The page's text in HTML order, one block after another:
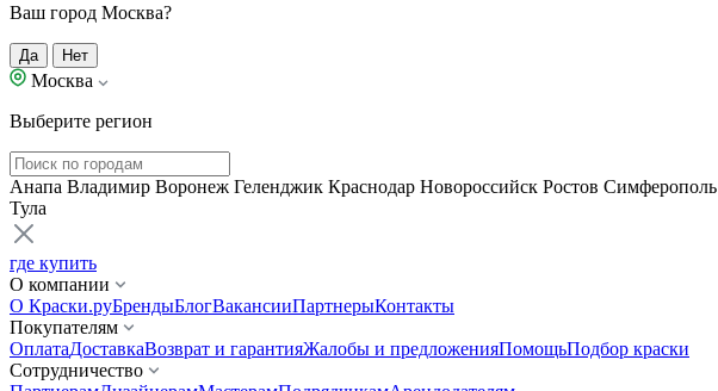
Ваш город Москва?
Да Нет
Москва
Выберите регион
Анапа Владимир Воронеж Геленджик Краснодар Новороссийск Ростов Симферополь
Тула
где купить
О компании
О Краски.руБрендыБлогВакансииПартнерыКонтакты
Покупателям
ОплатаДоставкаВозврат и гарантияЖалобы и предложенияПомощьПодбор краски
Сотрудничество